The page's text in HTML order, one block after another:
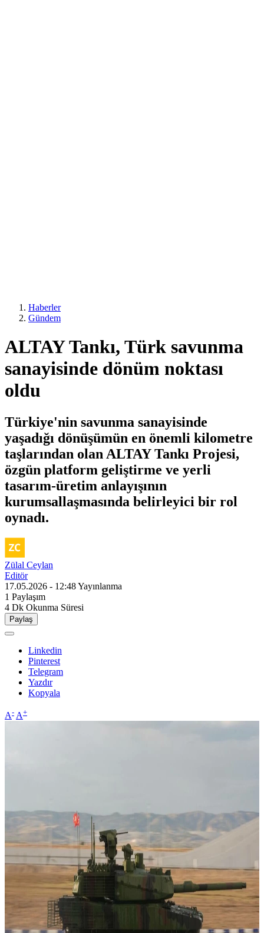
Haberler
Gündem
ALTAY Tankı, Türk savunma
sanayisinde dönüm noktası
oldu
Türkiye'nin savunma sanayisinde
yaşadığı dönüşümün en önemli kilometre
taşlarından olan ALTAY Tankı Projesi,
özgün platform geliştirme ve yerli
tasarım-üretim anlayışının
kurumsallaşmasında belirleyici bir rol
oynadı.
Zülal Ceylan
Editör
17.05.2026 - 12:48Yayınlanma
1 Paylaşım
4 Dk Okunma Süresi
Paylaş
Linkedin
Pinterest
Telegram
Yazdır
Kopyala
A- A+